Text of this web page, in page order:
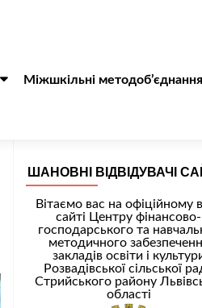
Міжшкільні методоб’єднання
ШАНОВНІ ВІДВІДУВАЧІ
Вітаємо вас на офіційному
сайті Центру фінансово-
господарського та
методичного
закладів освіти і
Розвадівської сільської
Стрийського району
області